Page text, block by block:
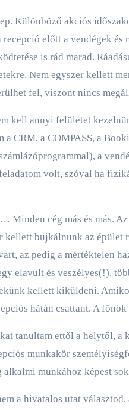
Különböző akciós
előtt a vendégek
is rád marad.
Nem egyszer kellett
fel, viszont nincs
kell annyi felületet
CRM, a COMPASS, a
a
volt, szóval ha
Minden cég más és más.
kellett bujkálnunk az
az pedig a mértéktelen
elavult és veszélyes(!),
kellett kiküldeni.
hátán csattant. A
tanultam ettől a helytől,
munkakör
alkalmi munkához képest
a hivatalos utat